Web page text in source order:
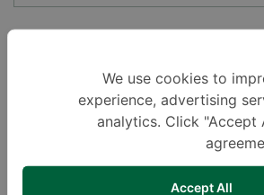
We use cookies to
experience, advertising
analytics. Click "Accept
Accept All